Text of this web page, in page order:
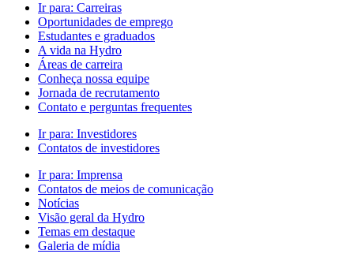
Ir para: Carreiras
Oportunidades de emprego
Estudantes e graduados
A vida na Hydro
Áreas de carreira
Conheça nossa equipe
Jornada de recrutamento
Contato e perguntas frequentes
Ir para: Investidores
Contatos de investidores
Ir para: Imprensa
Contatos de meios de comunicação
Notícias
Visão geral da Hydro
Temas em destaque
Galeria de mídia